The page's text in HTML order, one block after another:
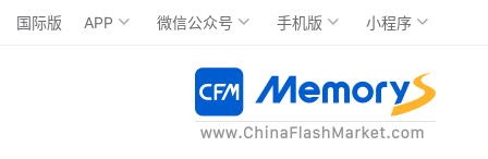
国际版 APP 微信公众号 手机版 小程序